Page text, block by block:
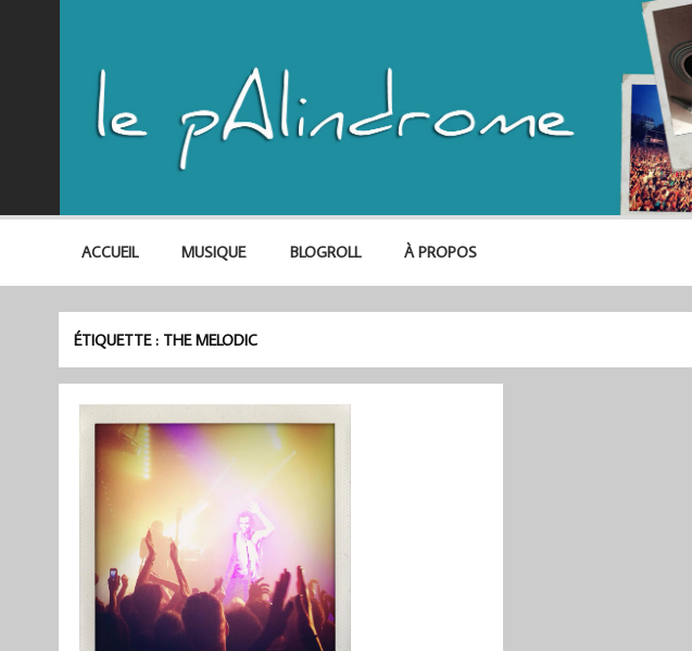
ACCUEIL MUSIQUE BLOGROLL À PROPOS
ÉTIQUETTE : THE MELODIC